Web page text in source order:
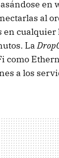
en
al
cualquier
La
como
a los